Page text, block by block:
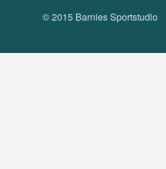
© 2015 Barnies Sportstudio